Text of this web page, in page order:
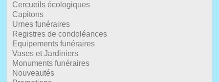
Cercueils écologiques
Capitons
Urnes funéraires
Registres de condoléances
Equipements funéraires
Vases et Jardiniers
Monuments funéraires
Nouveautés